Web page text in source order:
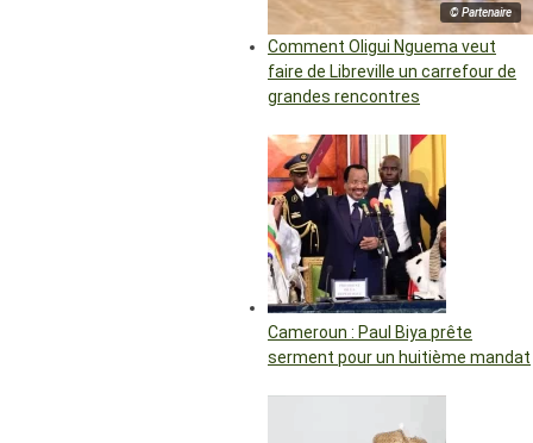
© Partenaire
Comment Oligui Nguema veut
faire de Libreville un carrefour de
grandes rencontres
Cameroun : Paul Biya prête
serment pour un huitième mandat